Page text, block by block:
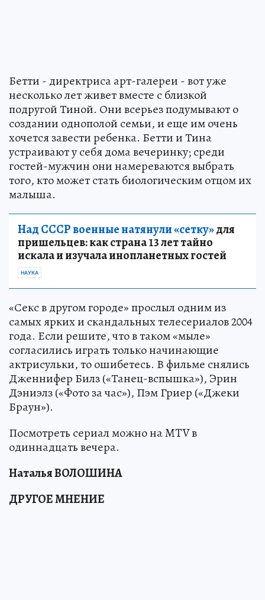
Бетти - директриса арт-галереи - вот уже
несколько лет живет вместе с близкой
подругой Тиной. Они всерьез подумывают о
создании однополой семьи, и еще им очень
хочется завести ребенка. Бетти и Тина
устраивают у себя дома вечеринку; среди
гостей-мужчин они намереваются выбрать
того, кто может стать биологическим отцом их
малыша.
Над СССР военные натянули «сетку»для
пришельцев: как страна 13 лет тайно
искала и изучала инопланетных гостей
НАУКА
«Секс в другом городе» прослыл одним из
самых ярких и скандальных телесериалов 2004
года. Если решите, что в таком «мыле»
согласились играть только начинающие
актрисульки, то ошибетесь. В фильме снялись
Дженнифер Билз («Танец-вспышка»), Эрин
Дэниэлз («Фото за час»), Пэм Гриер («Джеки
Браун»).
Посмотреть сериал можно на MTV в
одиннадцать вечера.
Наталья ВОЛОШИНА
ДРУГОЕ МНЕНИЕ